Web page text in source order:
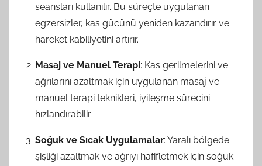
seansları kullanılır. Bu süreçte uygulanan
egzersizler, kas gücünü yeniden kazandırır ve
hareket kabiliyetini artırır.
Masaj ve Manuel Terapi: Kas gerilmelerini ve
ağrılarını azaltmak için uygulanan masaj ve
manuel terapi teknikleri, iyileşme sürecini
hızlandırabilir.
Soğuk ve Sıcak Uygulamalar: Yaralı bölgede
şişliği azaltmak ve ağrıyı hafifletmek için soğuk